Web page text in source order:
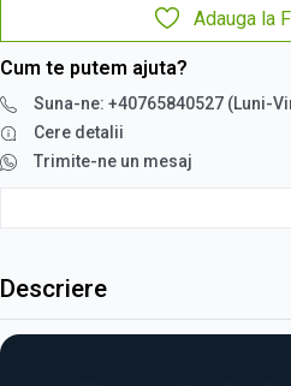
Adauga la
Cum te putem ajuta?
Suna-ne: +40765840527 (Luni-
Cere detalii
Trimite-ne un mesaj
Descriere